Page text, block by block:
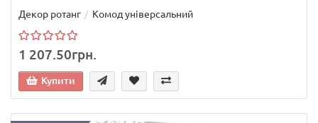
Декор ротанг
Комод універсальний
1 207.50грн.
Купити